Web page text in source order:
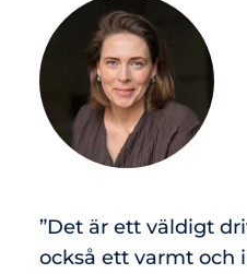
”Det är ett väldigt
också ett varmt och